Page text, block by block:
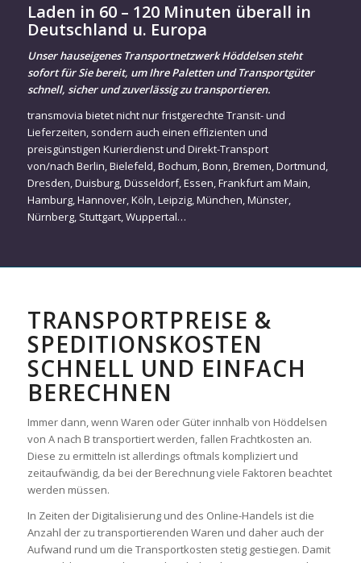
Laden in 60 – 120 Minuten überall in
Deutschland u. Europa
Unser hauseigenes Transportnetzwerk Höddelsen steht
sofort für Sie bereit, um Ihre Paletten und Transportgüter
schnell, sicher und zuverlässig zu transportieren.
transmovia bietet nicht nur fristgerechte Transit- und
Lieferzeiten, sondern auch einen effizienten und
preisgünstigen Kurierdienst und Direkt-Transport
von/nach Berlin,Bielefeld,Bochum,Bonn,Bremen,Dortmund,
Dresden,Duisburg,Düsseldorf,Essen,Frankfurt am Main,
Hamburg,Hannover,Köln,Leipzig,München,Münster,
Nürnberg, Stuttgart,Wuppertal…
TRANSPORTPREISE &
SPEDITIONSKOSTEN
SCHNELL UND EINFACH
BERECHNEN
Immer dann, wenn Waren oder Güter innhalb von Höddelsen
von A nach B transportiert werden, fallen Frachtkosten an.
Diese zu ermitteln ist allerdings oftmals kompliziert und
zeitaufwändig, da bei der Berechnung viele Faktoren beachtet
werden müssen.
In Zeiten der Digitalisierung und des Online-Handels ist die
Anzahl der zu transportierenden Waren und daher auch der
Aufwand rund um die Transportkosten stetig gestiegen. Damit